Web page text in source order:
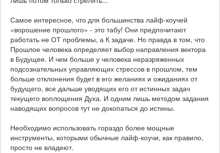
Самое интересное, что для большинства лайф-коучей
«ворошение прошлого» - это табу! Они предпочитают
работать не ОТ проблемы, а К задаче. Но правда в том, что
Прошлое человека определяет выбор направления вектора
в Будущее. И чем больше у человека неразряженных
подсознательных управляющих стрессов в прошлом, тем
больше отклонения будет в его желаниях и ожиданиях от
будущего, все дальше уводящих его от истинных задач
текущего воплощения Духа. И одним лишь методом задания
наводящих вопросов тут не докопаться до истины.
Необходимо использовать гораздо более мощные
инструменты, которыми обычные лайф-коучи, как правило,
просто не владеют.